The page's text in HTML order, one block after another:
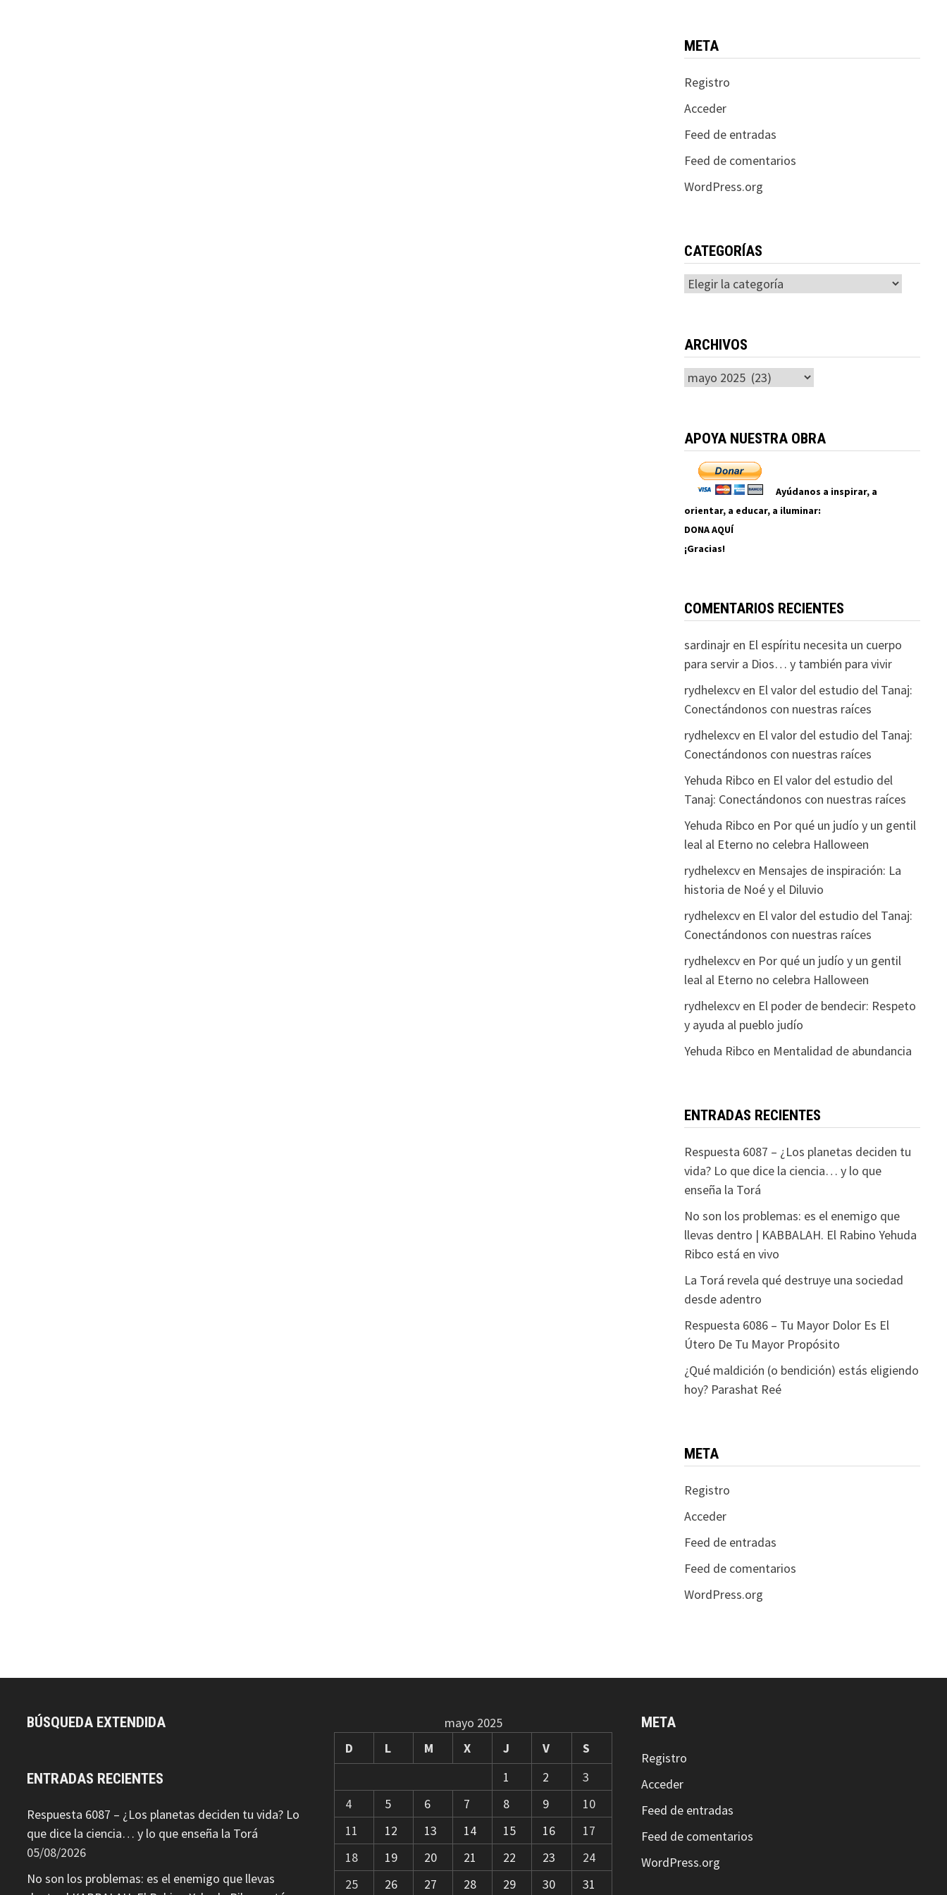
META
Registro
Acceder
Feed de entradas
Feed de comentarios
WordPress.org
CATEGORÍAS
Categorías
ARCHIVOS
Archivos
APOYA NUESTRA OBRA
Ayúdanos a inspirar, a
orientar, a educar, a iluminar:
DONA AQUÍ
¡Gracias!
COMENTARIOS RECIENTES
sardinajren El espíritu necesita un cuerpo
para servir a Dios… y también para vivir
rydhelexcven El valor del estudio del Tanaj:
Conectándonos con nuestras raíces
rydhelexcven El valor del estudio del Tanaj:
Conectándonos con nuestras raíces
Yehuda Ribco en El valor del estudio del
Tanaj: Conectándonos con nuestras raíces
Yehuda Ribco en Por qué un judío y un gentil
leal al Eterno no celebra Halloween
rydhelexcven Mensajes de inspiración: La
historia de Noé y el Diluvio
rydhelexcven El valor del estudio del Tanaj:
Conectándonos con nuestras raíces
rydhelexcven Por qué un judío y un gentil
leal al Eterno no celebra Halloween
rydhelexcven El poder de bendecir: Respeto
y ayuda al pueblo judío
Yehuda Ribco en Mentalidad de abundancia
ENTRADAS RECIENTES
Respuesta 6087 – ¿Los planetas deciden tu
vida? Lo que dice la ciencia… y lo que
enseña la Torá
No son los problemas: es el enemigo que
llevas dentro | KABBALAH. El Rabino Yehuda
Ribco está en vivo
La Torá revela qué destruye una sociedad
desde adentro
Respuesta 6086 – Tu Mayor Dolor Es El
Útero De Tu Mayor Propósito
¿Qué maldición (o bendición) estás eligiendo
hoy? Parashat Reé
META
Registro
Acceder
Feed de entradas
Feed de comentarios
WordPress.org
BÚSQUEDA EXTENDIDA
ENTRADAS RECIENTES
Respuesta 6087 – ¿Los planetas deciden tu vida? Lo
que dice la ciencia… y lo que enseña la Torá
05/08/2026
No son los problemas: es el enemigo que llevas
mayo 2025
D
L M X J V
S
1
2
3
4
5 6 7 8 9
10
11
12 13 14 15 16
17
18
19 20 21 22 23
24
25
26 27 28 29 30 31
META
Registro
Acceder
Feed de entradas
Feed de comentarios
WordPress.org